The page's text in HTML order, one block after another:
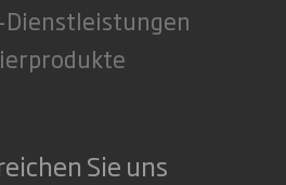
Dienstleistungen
Sie uns